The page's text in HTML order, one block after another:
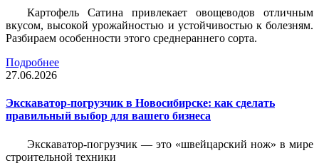
Картофель Сатина привлекает овощеводов отличным
вкусом, высокой урожайностью и устойчивостью к болезням.
Разбираем особенности этого среднераннего сорта.
Подробнее
27.06.2026
Экскаватор-погрузчик в Новосибирске: как сделать
правильный выбор для вашего бизнеса
Экскаватор-погрузчик — это «швейцарский нож» в мире
строительной техники